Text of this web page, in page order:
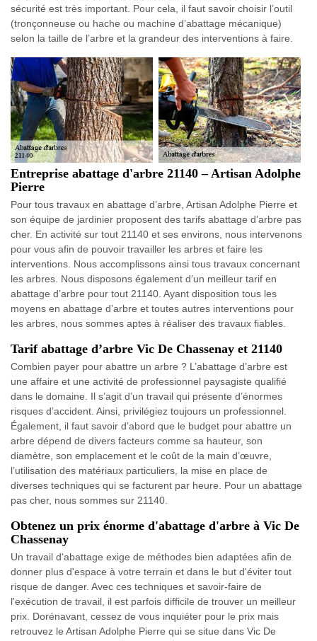
sécurité est très important. Pour cela, il faut savoir choisir l’outil
(tronçonneuse ou hache ou machine d’abattage mécanique)
selon la taille de l’arbre et la grandeur des interventions à faire.
Entreprise abattage d'arbre 21140 – Artisan Adolphe
Pierre
Pour tous travaux en abattage d’arbre, Artisan Adolphe Pierre et
son équipe de jardinier proposent des tarifs abattage d’arbre pas
cher. En activité sur tout 21140 et ses environs, nous intervenons
pour vous afin de pouvoir travailler les arbres et faire les
interventions. Nous accomplissons ainsi tous travaux concernant
les arbres. Nous disposons également d’un meilleur tarif en
abattage d’arbre pour tout 21140. Ayant disposition tous les
moyens en abattage d’arbre et toutes autres interventions pour
les arbres, nous sommes aptes à réaliser des travaux fiables.
Tarif abattage d’arbre Vic De Chassenay et 21140
Combien payer pour abattre un arbre ? L’abattage d’arbre est
une affaire et une activité de professionnel paysagiste qualifié
dans le domaine. Il s’agit d’un travail qui présente d’énormes
risques d’accident. Ainsi, privilégiez toujours un professionnel.
Également, il faut savoir d’abord que le budget pour abattre un
arbre dépend de divers facteurs comme sa hauteur, son
diamètre, son emplacement et le coût de la main d’œuvre,
l’utilisation des matériaux particuliers, la mise en place de
diverses techniques qui se facturent par heure. Pour un abattage
pas cher, nous sommes sur 21140.
Obtenez un prix énorme d'abattage d'arbre à Vic De
Chassenay
Un travail d'abattage exige de méthodes bien adaptées afin de
donner plus d'espace à votre terrain et dans le but d'éviter tout
risque de danger. Avec ces techniques et savoir-faire de
l'exécution de travail, il est parfois difficile de trouver un meilleur
prix. Dorénavant, cessez de vous inquiéter pour le prix mais
retrouvez le Artisan Adolphe Pierre qui se situe dans Vic De